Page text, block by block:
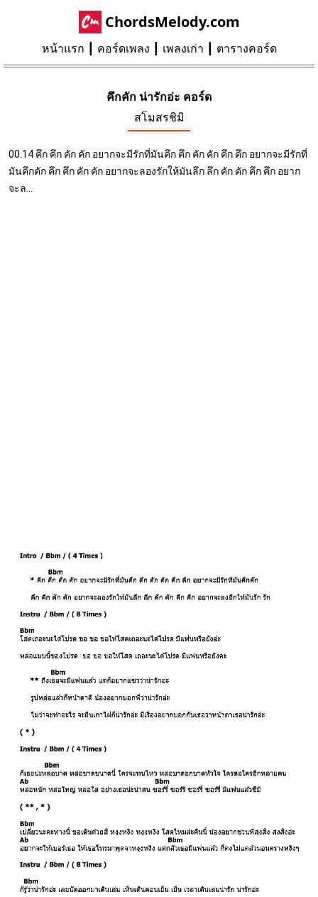
ChordsMelody.com
หน้าแรก คอร์ดเพลง เพลงเก่า ตารางคอร์ด
คึกคัก น่ารักอ่ะ คอร์ด
สโมสรชิมิ
00.14 คึก คึก คัก คัก อยากจะมีรักที่มันคึก คึก คัก คัก คึก คึก อยากจะมีรักที่
มันคึกคัก คึก คึก คัก คัก อยากจะลองรักให้มันลึก ลึก คัก คัก คึก คึก อยาก
จะล...